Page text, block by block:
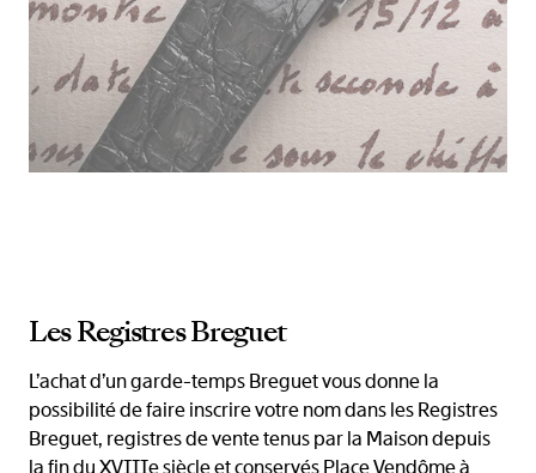
Les Registres Breguet
L’achat d’un garde-temps Breguet vous donne la
possibilité de faire inscrire votre nom dans les Registres
Breguet, registres de vente tenus par la Maison depuis
la fin du XVIIIe siècle et conservés Place Vendôme à